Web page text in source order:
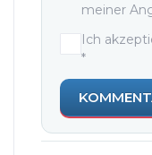
meiner
Ich
*